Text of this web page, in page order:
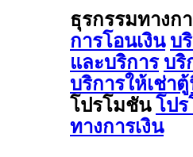
ธุรกรรมทางกา
การโอนเงิน บ
และบริการ บริ
บริการให้เช่า
โปรโมชัน โป
ทางการเงิน